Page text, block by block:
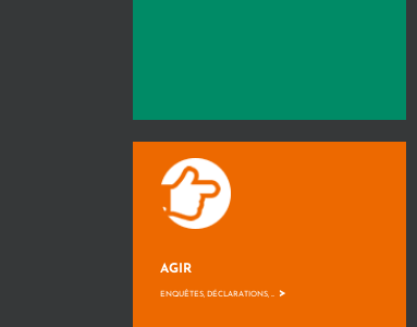
AGIR
ENQUÊTES, DÉCLARATIONS, ... >